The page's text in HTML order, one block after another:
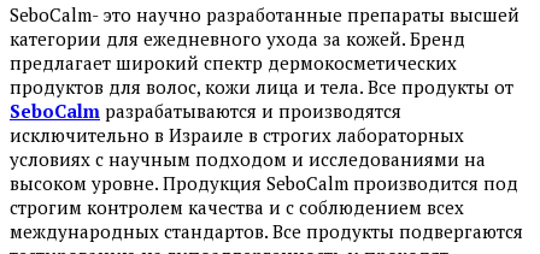
SeboСalm- это научно разработанные препараты высшей
категории для ежедневного ухода за кожей. Бренд
предлагает широкий спектр дермокосметических
продуктов для волос, кожи лица и тела. Все продукты от
SeboCalm разрабатываются и производятся
исключительно в Израиле в строгих лабораторных
условиях с научным подходом и исследованиями на
высоком уровне. Продукция SeboCalm производится под
строгим контролем качества и с соблюдением всех
международных стандартов. Все продукты подвергаются